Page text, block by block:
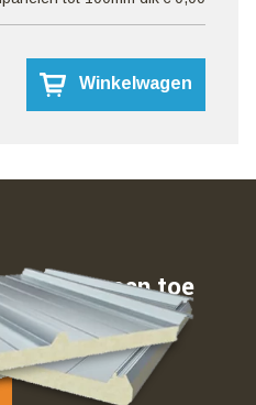
Winkelwagen
waar u aan toe